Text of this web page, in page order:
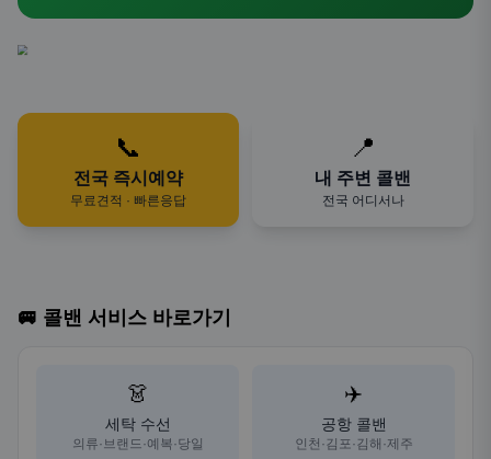
📞
전국 즉시예약
무료견적 · 빠른응답
📍
내 주변 콜밴
전국 어디서나
🚐 콜밴 서비스 바로가기
👗
세탁 수선
의류·브랜드·예복·당일
✈️
공항 콜밴
인천·김포·김해·제주